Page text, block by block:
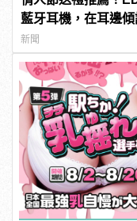
藍牙耳機，在耳邊
新聞